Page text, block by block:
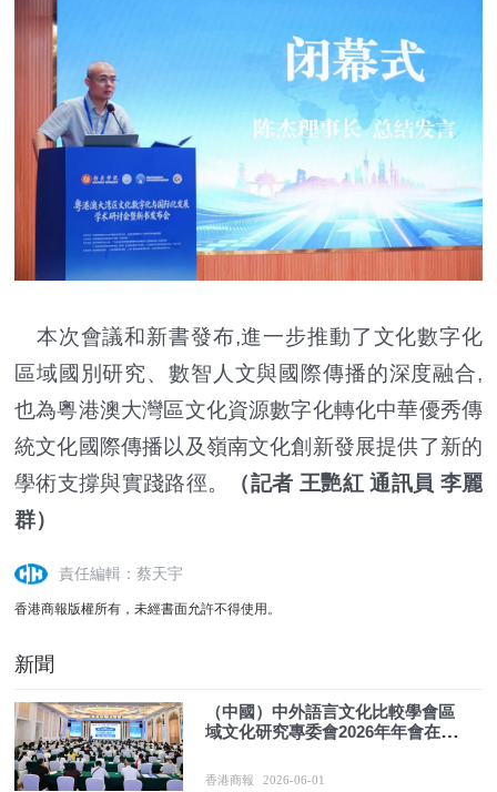
本次會議和新書發布,進一步推動了文化數字化
區域國別研究、數智人文與國際傳播的深度融合,
也為粵港澳大灣區文化資源數字化轉化中華優秀傳
統文化國際傳播以及嶺南文化創新發展提供了新的
學術支撐與實踐路徑。
（記者 王艷紅 通訊員 李麗
群）
責任編輯：蔡天宇
香港商報版權所有，未經書面允許不得使用。
新聞
（中國）中外語言文化比較學會區
域文化研究專委會2026年年會在廣
香港商報 2026-06-01